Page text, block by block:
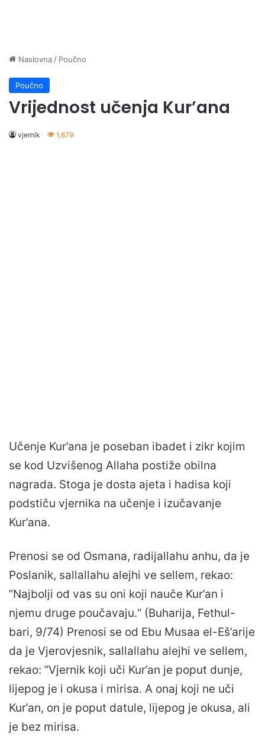
Naslovna / Poučno
Poučno
Vrijednost učenja Kur’ana
vjernik 1,679
Učenje Kur’ana je poseban ibadet i zikr kojim
se kod Uzvišenog Allaha postiže obilna
nagrada. Stoga je dosta ajeta i hadisa koji
podstiču vjernika na učenje i izučavanje
Kur’ana.
Prenosi se od Osmana, radijallahu anhu, da je
Poslanik, sallallahu alejhi ve sellem, rekao:
”Najbolji od vas su oni koji nauče Kur’an i
njemu druge poučavaju.“ (Buharija, Fethul-
bari, 9/74) Prenosi se od Ebu Musaa el-Eš’arije
da je Vjerovjesnik, sallallahu alejhi ve sellem,
rekao: ”Vjernik koji uči Kur’an je poput dunje,
lijepog je i okusa i mirisa. A onaj koji ne uči
Kur’an, on je poput datule, lijepog je okusa, ali
je bez mirisa.